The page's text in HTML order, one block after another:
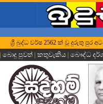
ශ්‍රී බුද්ධ වර්ෂ 2562 ක් වූ දුරුතු පුර
| බොදු පුවත්| කතුවැකිය| බෞද්ධ